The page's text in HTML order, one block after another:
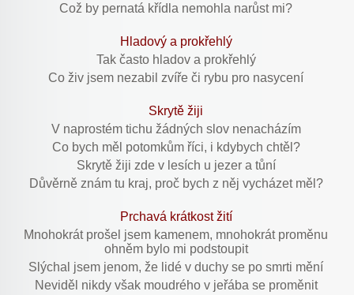
Což by pernatá křídla nemohla narůst mi?
Hladový a prokřehlý
Tak často hladov a prokřehlý
Co živ jsem nezabil zvíře či rybu pro nasycení
Skrytě žiji
V naprostém tichu žádných slov nenacházím
Co bych měl potomkům říci, i kdybych chtěl?
Skrytě žiji zde v lesích u jezer a tůní
Důvěrně znám tu kraj, proč bych z něj vycházet měl?
Prchavá krátkost žití
Mnohokrát prošel jsem kamenem, mnohokrát proměnu
ohněm bylo mi podstoupit
Slýchal jsem jenom, že lidé v duchy se po smrti mění
Neviděl nikdy však moudrého v jeřába se proměnit